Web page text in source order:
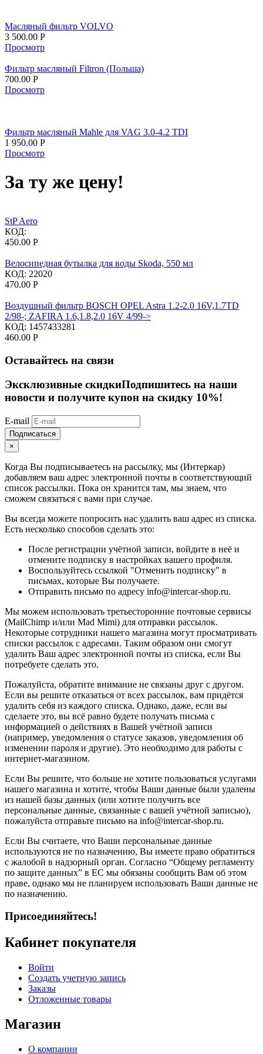
Масляный фильтр VOLVO
3 500.00 Р
Просмотр
Фильтр масляный Filtron (Польша)
700.00 Р
Просмотр
Фильтр масляный Mahle для VAG 3.0-4.2 TDI
1 950.00 Р
Просмотр
За ту же цену!
StP Aero
КОД:
450.00 Р
Велосипедная бутылка для воды Skoda, 550 мл
КОД: 22020
470.00 Р
Воздушный фильтр BOSCH OPEL Astra 1.2-2.0 16V,1.7TD
2/98-; ZAFIRA 1.6,1.8,2.0 16V 4/99->
КОД: 1457433281
460.00 Р
Оставайтесь на связи
Эксклюзивные скидкиПодпишитесь на наши
новости и получите купон на скидку 10%!
E-mail
Подписаться
×
Когда Вы подписываетесь на рассылку, мы (Интеркар)
добавляем ваш адрес электронной почты в соответствующий
список рассылки. Пока он хранится там, мы знаем, что
сможем связаться с вами при случае.
Вы всегда можете попросить нас удалить ваш адрес из списка.
Есть несколько способов сделать это:
После регистрации учётной записи, войдите в неё и
отмените подписку в настройках вашего профиля.
Воспользуйтесь ссылкой "Отменить подписку" в
письмах, которые Вы получаете.
Отправить письмо по адресу info@intercar-shop.ru.
Мы можем использовать третьесторонние почтовые сервисы
(MailChimp и/или Mad Mimi) для отправки рассылок.
Некоторые сотрудники нашего магазина могут просматривать
списки рассылок с адресами. Таким образом они смогут
удалить Ваш адрес электронной почты из списка, если Вы
потребуете сделать это.
Пожалуйста, обратите внимание не связаны друг с другом.
Если вы решите отказаться от всех рассылок, вам придётся
удалить себя из каждого списка. Однако, даже, если вы
сделаете это, вы всё равно будете получать письма с
информацией о действиях в Вашей учётной записи
(например, уведомления о статусе заказов, уведомления об
изменении пароля и другие). Это необходимо для работы с
интернет-магазином.
Если Вы решите, что больше не хотите пользоваться услугами
нашего магазина и хотите, чтобы Ваши данные были удалены
из нашей базы данных (или хотите получить все
персональные данные, связанные с вашей учётной записью),
пожалуйста отправьте письмо на info@intercar-shop.ru.
Если Вы считаете, что Ваши персональные данные
используются не по назначению, Вы имеете право обратиться
с жалобой в надзорный орган. Согласно “Общему регламенту
по защите данных” в ЕС мы обязаны сообщить Вам об этом
праве, однако мы не планируем использовать Ваши данные не
по назначению.
Присоединяйтесь!
Кабинет покупателя
Войти
Создать учетную запись
Заказы
Отложенные товары
Магазин
О компании